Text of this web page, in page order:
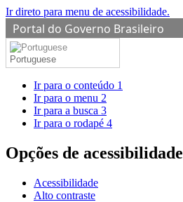
Ir direto para menu de acessibilidade.
Portal do Governo Brasileiro
Portuguese
Ir para o conteúdo 1
Ir para o menu 2
Ir para a busca 3
Ir para o rodapé 4
Opções de acessibilidade
Acessibilidade
Alto contraste